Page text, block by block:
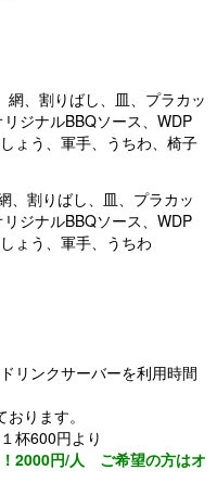
、割りばし、皿、プラカッ
ジナルBBQソース、WDP
ょう、軍手、うちわ、椅子
、割りばし、皿、プラカッ
ジナルBBQソース、WDP
ょう、軍手、うちわ
ドリンクサーバーを利用時間
ります。
杯600円より
2000円/人 ご希望の方はオ